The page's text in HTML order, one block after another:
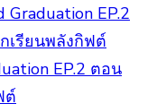
EP.2 ตอน
ต์